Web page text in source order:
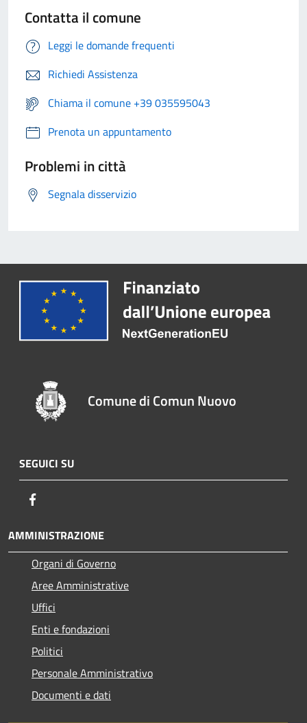
Contatta il comune
Leggi le domande frequenti
Richiedi Assistenza
Chiama il comune +39 035595043
Prenota un appuntamento
Problemi in città
Segnala disservizio
Comune di Comun Nuovo
SEGUICI SU
AMMINISTRAZIONE
Organi di Governo
Aree Amministrative
Uffici
Enti e fondazioni
Politici
Personale Amministrativo
Documenti e dati